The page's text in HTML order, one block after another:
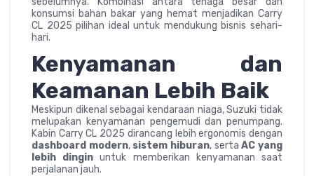
konsumsi bahan bakar yang hemat menjadikan Carry
CL 2025 pilihan ideal untuk mendukung bisnis sehari-
hari.
Kenyamanan dan
Keamanan Lebih Baik
Meskipun dikenal sebagai kendaraan niaga, Suzuki tidak
melupakan kenyamanan pengemudi dan penumpang.
Kabin Carry CL 2025 dirancang lebih ergonomis dengan
dashboard modern, sistem hiburan, sertaAC yang
lebih dingin untuk memberikan kenyamanan saat
perjalanan jauh.